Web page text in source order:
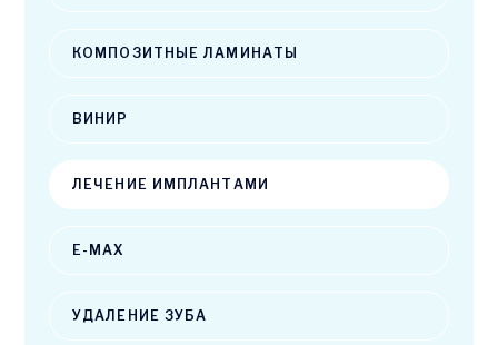
КОМПОЗИТНЫЕ ЛАМИНАТЫ
ВИНИР
ЛЕЧЕНИЕ ИМПЛАНТАМИ
E-MAX
УДАЛЕНИЕ ЗУБА